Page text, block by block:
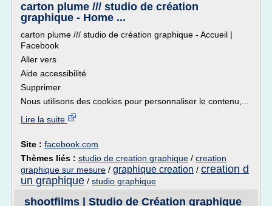
carton plume /// studio de création
graphique - Home ...
carton plume /// studio de création graphique - Accueil |
Facebook
Aller vers
Aide accessibilité
Supprimer
Nous utilisons des cookies pour personnaliser le contenu,...
Lire la suite
Site : facebook.com
Thèmes liés : studio de creation graphique / creation
graphique sur mesure / graphique creation / creation d
un graphique / studio graphique
shootfilms | Studio de Création graphique